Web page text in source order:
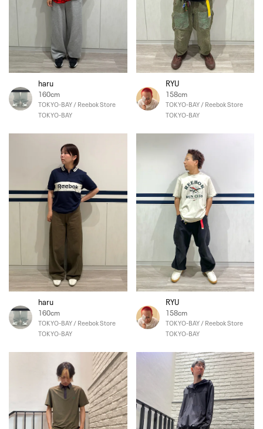
haru
160cm
TOKYO-BAY / Reebok Store
TOKYO-BAY
RYU
158cm
TOKYO-BAY / Reebok Store
TOKYO-BAY
haru
160cm
TOKYO-BAY / Reebok Store
TOKYO-BAY
RYU
158cm
TOKYO-BAY / Reebok Store
TOKYO-BAY